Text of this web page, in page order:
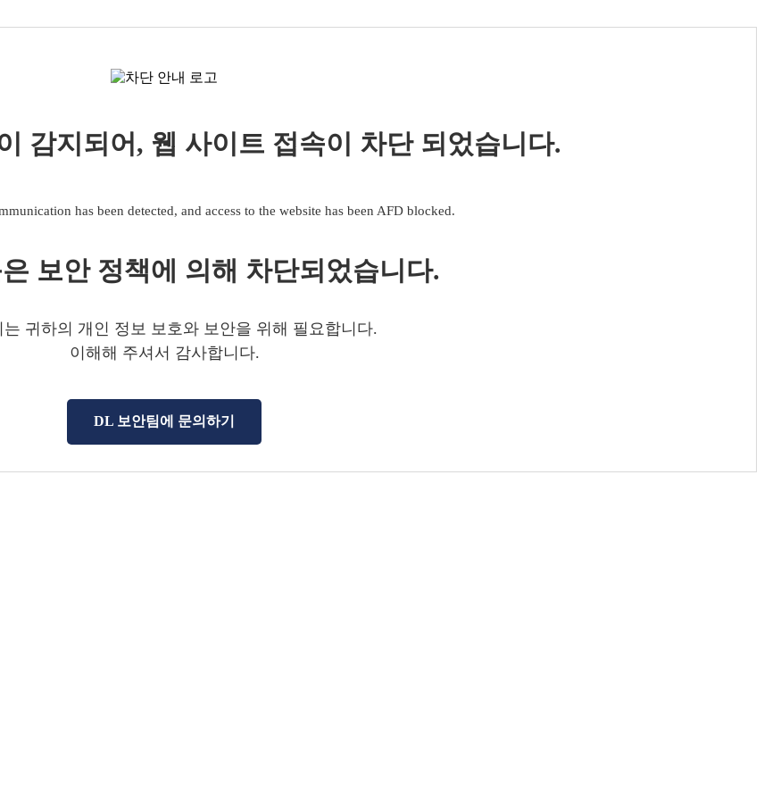
감지되어, 웹 사이트 접속이 차단 되었습니다.
has been detected, and access to the website has been AFD blocked.
보안 정책에 의해 차단되었습니다.
는 귀하의 개인 정보 보호와 보안을 위해 필요합니다.
이해해 주셔서 감사합니다.
DL 보안팀에 문의하기